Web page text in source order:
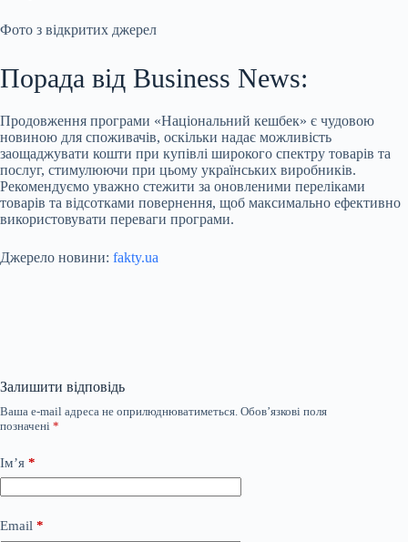
Фото з відкритих джерел
Порада від Business News:
Продовження програми «Національний кешбек» є чудовою
новиною для споживачів, оскільки надає можливість
заощаджувати кошти при купівлі широкого спектру товарів та
послуг, стимулюючи при цьому українських виробників.
Рекомендуємо уважно стежити за оновленими переліками
товарів та відсотками повернення, щоб максимально ефективно
використовувати переваги програми.
Джерело новини: fakty.ua
Залишити відповідь
Ваша e-mail адреса не оприлюднюватиметься. Обов’язкові поля
позначені *
Ім’я *
Email *